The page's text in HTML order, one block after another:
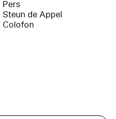
Pers
Steun de Appel
Colofon